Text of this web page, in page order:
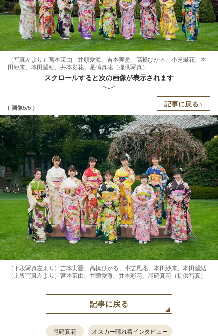
（写真左より）宮本茉由、井頭愛海、吉本実憂、高橋ひかる、小芝風花、本
田紗来、本田望結、井本彩花、尾碕真花（提供写真）
スクロールすると次の画像が表示されます
( 画像5/5 ) 記事に戻る
（下段写真左より）吉本実憂、高橋ひかる、小芝風花、本田紗来、本田望結
（上段写真左より）宮本茉由、井頭愛海、井本彩花、尾碕真花（提供写真）
記事に戻る
尾碕真花 オスカー晴れ着インタビュー